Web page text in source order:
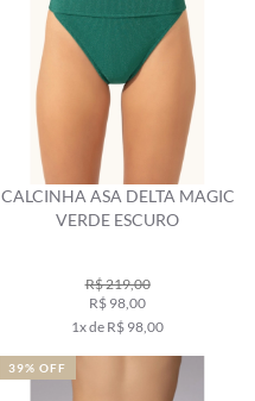
CALCINHA ASA DELTA MAGIC
VERDE ESCURO
R$ 219,00
R$ 98,00
1x de R$ 98,00
39% OFF